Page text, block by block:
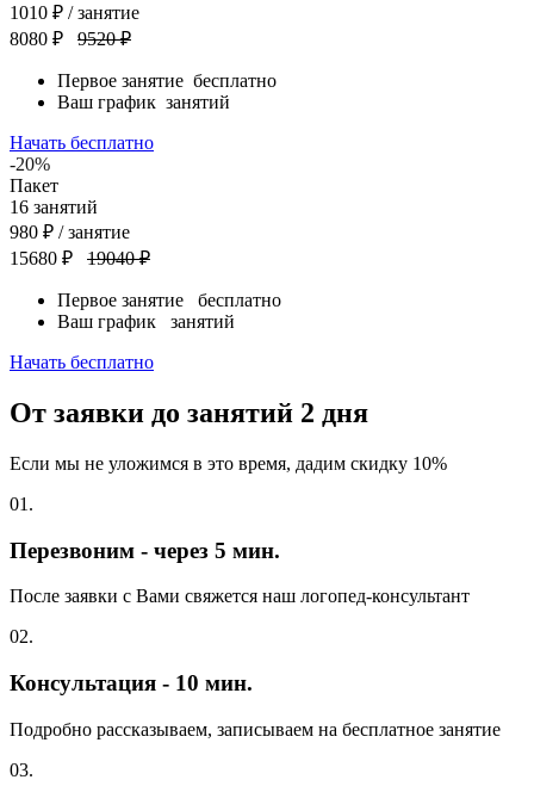
1010 ₽ / занятие
8080 ₽
9520 ₽
Первое занятие бесплатно
Ваш график занятий
Начать бесплатно
-20%
Пакет
16 занятий
980 ₽ / занятие
15680 ₽
19040 ₽
Первое занятие бесплатно
Ваш график занятий
Начать бесплатно
От заявки до занятий 2 дня
Если мы не уложимся в это время, дадим скидку 10%
01.
Перезвоним - через 5 мин.
После заявки с Вами свяжется наш логопед-консультант
02.
Консультация - 10 мин.
Подробно рассказываем, записываем на бесплатное занятие
03.